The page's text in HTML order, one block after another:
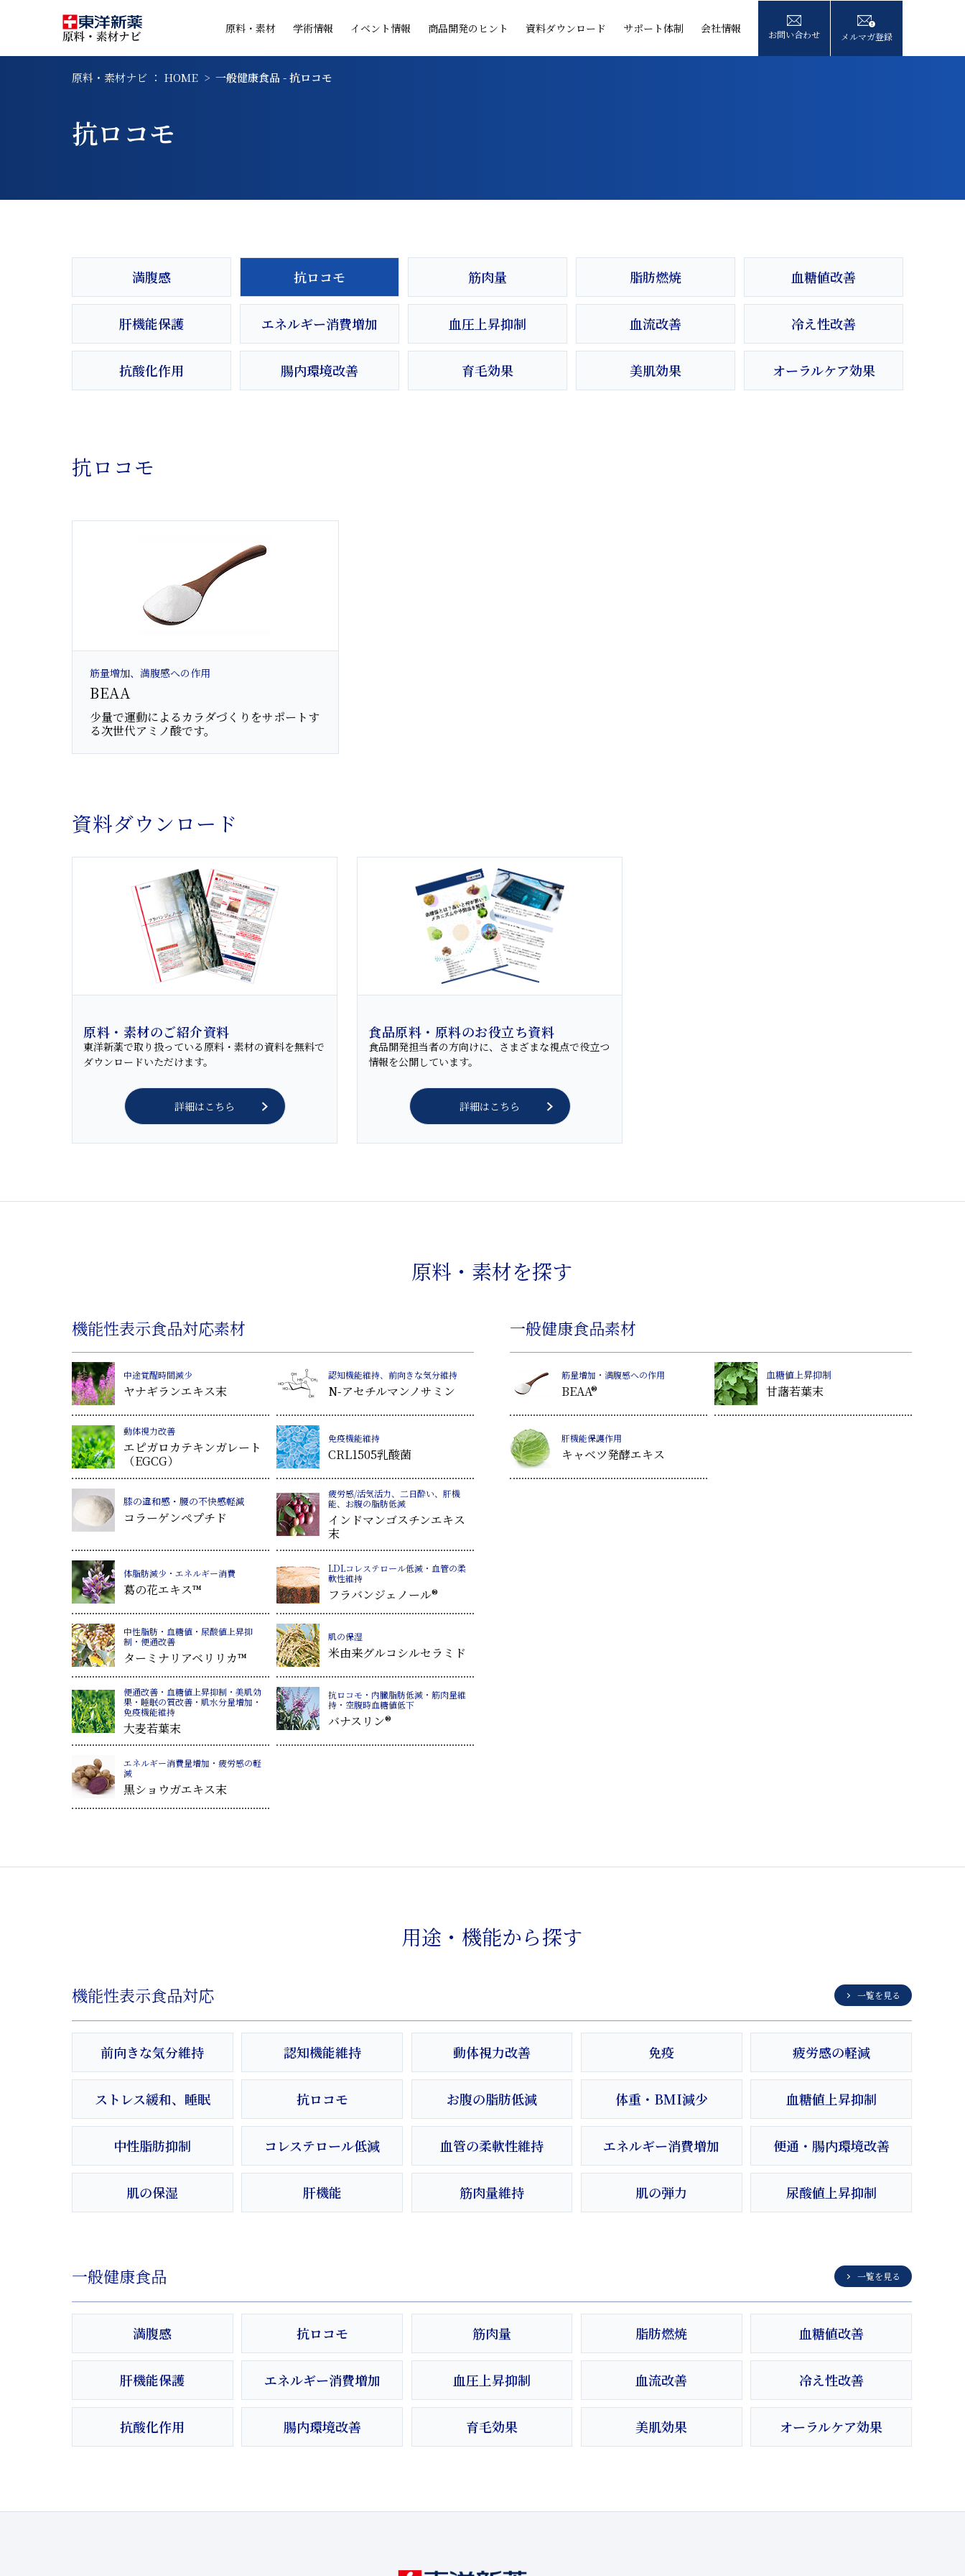
原料・素材 学術情報 イベント情報 商品開発のヒント 資料ダウンロード サポート体制 会社情報 お問い合わせ メルマガ登録
原料・素材ナビ ： HOME 一般健康食品 - 抗ロコモ
抗ロコモ
満腹感 抗ロコモ 筋肉量 脂肪燃焼 血糖値改善
肝機能保護 エネルギー消費増加 血圧上昇抑制 血流改善 冷え性改善
抗酸化作用 腸内環境改善 育毛効果 美肌効果 オーラルケア効果
抗ロコモ
筋量増加、満腹感への作用
BEAA
少量で運動によるカラダづくりをサポートす
る次世代アミノ酸です。
資料ダウンロード
原料・素材のご紹介資料
東洋新薬で取り扱っている原料・素材の資料を無料で
ダウンロードいただけます。
詳細はこちら
食品原料・原料のお役立ち資料
食品開発担当者の方向けに、さまざまな視点で役立つ
情報を公開しています。
詳細はこちら
原料・素材を探す
機能性表示食品対応素材
中途覚醒時間減少
ヤナギランエキス末
認知機能維持、前向きな気分維持
N-アセチルマンノサミン
動体視力改善
エピガロカテキンガレート
（EGCG）
免疫機能維持
CRL1505乳酸菌
膝の違和感・腰の不快感軽減
コラーゲンペプチド
疲労感/活気活力、二日酔い、肝機
能、お腹の脂肪低減
インドマンゴスチンエキス
末
体脂肪減少・エネルギー消費
葛の花エキス™
LDLコレステロール低減・血管の柔
軟性維持
フラバンジェノール®
中性脂肪・血糖値・尿酸値上昇抑
制・便通改善
ターミナリアベリリカ™
肌の保湿
米由来グルコシルセラミド
便通改善・血糖値上昇抑制・美肌効
果・睡眠の質改善・肌水分量増加・
免疫機能維持
大麦若葉末
抗ロコモ・内臓脂肪低減・筋肉量維
持・空腹時血糖値低下
バナスリン®
エネルギー消費量増加・疲労感の軽
減
黒ショウガエキス末
一般健康食品素材
筋量増加・満腹感への作用
BEAA®
血糖値上昇抑制
甘藷若葉末
肝機能保護作用
キャベツ発酵エキス
用途・機能から探す
機能性表示食品対応 一覧を見る
前向きな気分維持 認知機能維持 動体視力改善 免疫 疲労感の軽減
ストレス緩和、睡眠 抗ロコモ お腹の脂肪低減 体重・BMI減少 血糖値上昇抑制
中性脂肪抑制 コレステロール低減 血管の柔軟性維持 エネルギー消費増加 便通・腸内環境改善
肌の保湿 肝機能 筋肉量維持 肌の弾力 尿酸値上昇抑制
一般健康食品 一覧を見る
満腹感 抗ロコモ 筋肉量 脂肪燃焼 血糖値改善
肝機能保護 エネルギー消費増加 血圧上昇抑制 血流改善 冷え性改善
抗酸化作用 腸内環境改善 育毛効果 美肌効果 オーラルケア効果